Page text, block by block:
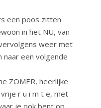
een poos zitten
in het NU, van
weer met
een volgende
ZOMER, heerlijke
r u i m t e, met